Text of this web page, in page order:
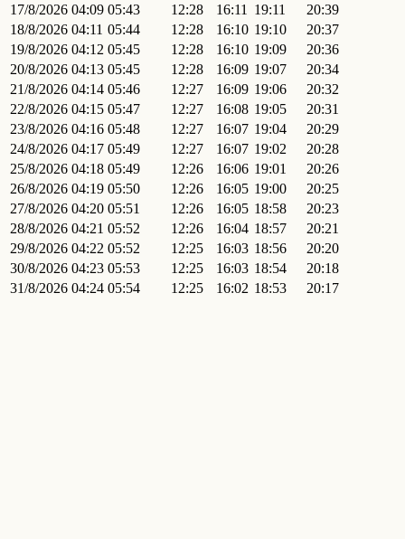
17/8/2026 04:09 05:43 12:28 16:11 19:11
20:39
18/8/2026 04:11 05:44 12:28 16:10 19:10
20:37
19/8/2026 04:12 05:45 12:28 16:10 19:09
20:36
20/8/2026 04:13 05:45 12:28 16:09 19:07
20:34
21/8/2026 04:14 05:46 12:27 16:09 19:06
20:32
22/8/2026 04:15 05:47 12:27 16:08 19:05
20:31
23/8/2026 04:16 05:48 12:27 16:07 19:04
20:29
24/8/2026 04:17 05:49 12:27 16:07 19:02
20:28
25/8/2026 04:18 05:49 12:26 16:06 19:01
20:26
26/8/2026 04:19 05:50 12:26 16:05 19:00
20:25
27/8/2026 04:20 05:51 12:26 16:05 18:58
20:23
28/8/2026 04:21 05:52 12:26 16:04 18:57
20:21
29/8/2026 04:22 05:52 12:25 16:03 18:56
20:20
30/8/2026 04:23 05:53 12:25 16:03 18:54
20:18
31/8/2026 04:24 05:54 12:25 16:02 18:53 20:17